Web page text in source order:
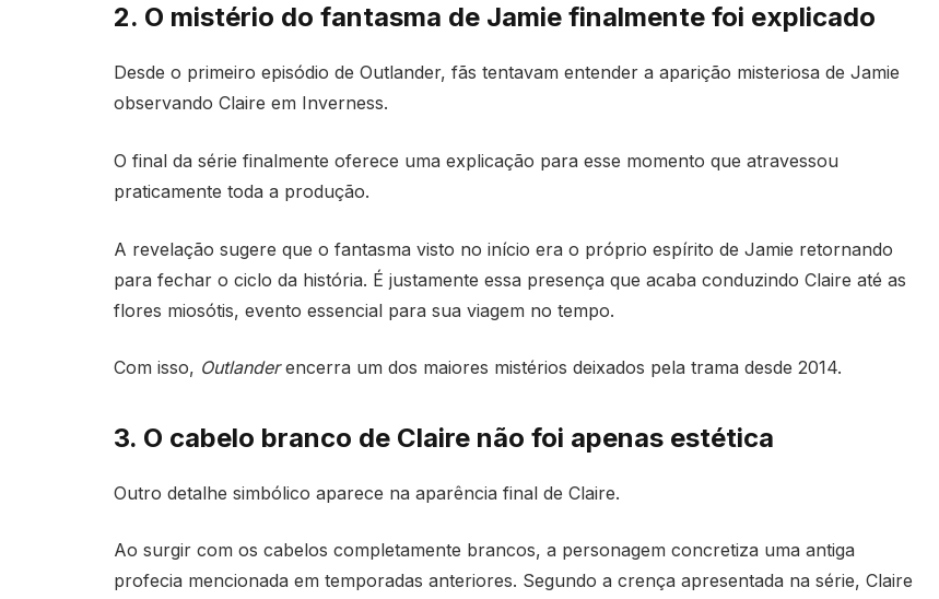
2. O mistério do fantasma de Jamie finalmente foi explicado
Desde o primeiro episódio de Outlander, fãs tentavam entender a aparição misteriosa de Jamie
observando Claire em Inverness.
O final da série finalmente oferece uma explicação para esse momento que atravessou
praticamente toda a produção.
A revelação sugere que o fantasma visto no início era o próprio espírito de Jamie retornando
para fechar o ciclo da história. É justamente essa presença que acaba conduzindo Claire até as
flores miosótis, evento essencial para sua viagem no tempo.
Com isso, Outlanderencerra um dos maiores mistérios deixados pela trama desde 2014.
3. O cabelo branco de Claire não foi apenas estética
Outro detalhe simbólico aparece na aparência final de Claire.
Ao surgir com os cabelos completamente brancos, a personagem concretiza uma antiga
profecia mencionada em temporadas anteriores. Segundo a crença apresentada na série, Claire